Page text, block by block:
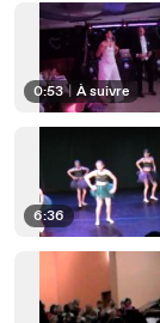
0:53 | À suivre
6:36